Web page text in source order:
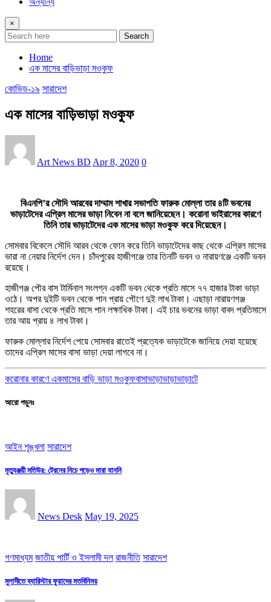
×
Search
Home
এক মাসের বাড়িভাড়া মওকুফ
কোভিড-১৯ সারাদেশ
এক মাসের বাড়িভাড়া মওকুফ
Art News BD Apr 8, 2020 0
বিএনপি’র সৌদি আরবের দাম্মাম শাখার সভাপতি ফারুক মোল্লা তার ৪টি ভবনের
ভাড়াটেদের এপ্রিল মাসের ভাড়া নিবেন না বলে জানিয়েছেন। করোনা ভাইরাসের কারণে
তিনি তার ভাড়াটেদের এক মাসের ভাড়া মওকুফ করে দিয়েছেন।
সোমবার বিকেলে সৌদি আরব থেকে ফোন করে তিনি ভাড়াটেদের কাছ থেকে এপ্রিল মাসের
ভারা না নেয়ার নির্দেশ দেন। চাঁদপুরের হাজীগঞ্জে তার তিনটি ভবন ও নারায়ণঞ্জে একটি ভবন
রয়েছে।
হাজীগঞ্জ পৌর বাস টার্মিনাল সংলগ্ন একটি ভবন থেকে প্রতি মাসে ৭৭ হাজার টাকা ভাড়া
ওঠে। অপর দুইটি ভবন থেকে পান প্রায় পৌণে দুই লাখ টাকা। এছাড়া নারায়ণগঞ্জ
শহরের বাসা থেকে প্রতি মাসে পান লক্ষাধিক টাকা। এই চার ভবনের ভাড়া বাবদ প্রতিমাসে
তার আয় প্রায় ৪ লাখ টাকা।
ফারুক মোল্লার নির্দেশ পেয়ে সোমবার রাতেই প্রত্যেক ভাড়াটেকে জানিয়ে দেয়া হয়েছে
তাদের এপ্রিল মাসের বাসা ভাড়া দেয়া লাগবে না।
করোনার কারণে একমাসের বাড়ি ভাড়া মওকুফবাসাভাড়াভাড়াভাড়াটে
আরো পড়ুনঃ
আইন শৃঙ্খলা সারাদেশ
মৃত্যুঞ্জয়ী মতিউর: ট্রেনের নিচে পড়েও মারা যাননি
News Desk May 19, 2025
গণমাধ্যম জাতীয় পার্টি ও ইসলামী দল রাজনীতি সারাদেশ
মুলাদীতে ব্যারিস্টার ফুয়াদের মতবিনিময়